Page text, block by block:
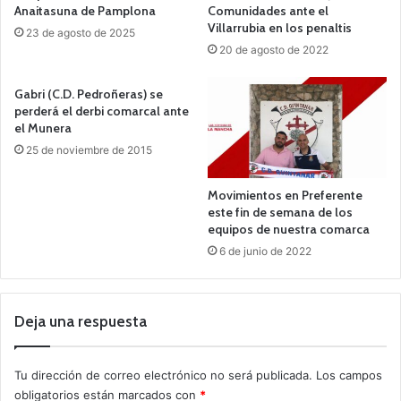
Anaitasuna de Pamplona
23 de agosto de 2025
Comunidades ante el
Villarrubia en los penaltis
20 de agosto de 2022
Gabri (C.D. Pedroñeras) se
perderá el derbi comarcal ante
el Munera
25 de noviembre de 2015
Movimientos en Preferente
este fin de semana de los
equipos de nuestra comarca
6 de junio de 2022
Deja una respuesta
Tu dirección de correo electrónico no será publicada. Los campos
obligatorios están marcados con *